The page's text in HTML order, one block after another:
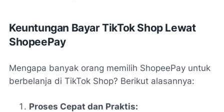
Keuntungan Bayar TikTok Shop Lewat
ShopeePay
Mengapa banyak orang memilih ShopeePay untuk
berbelanja di TikTok Shop? Berikut alasannya:
Proses Cepat dan Praktis: